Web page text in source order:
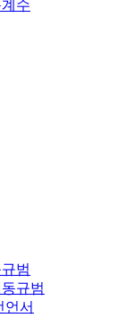
수
범
규범
언서